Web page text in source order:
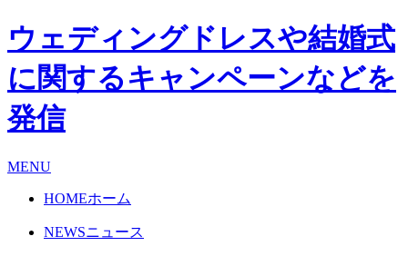
ウェディングドレスや結婚式
に関するキャンペーンなどを
発信
MENU
HOMEホーム
NEWSニュース